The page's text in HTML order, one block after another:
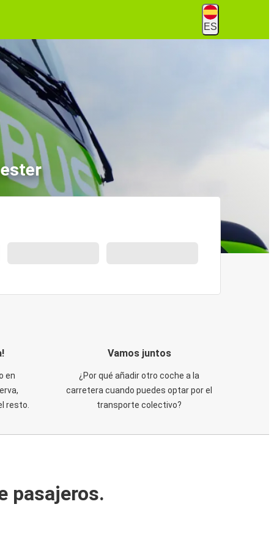
ES
en
resto.
Vamos juntos
¿Por qué añadir otro coche a la
carretera cuando puedes optar por el
transporte colectivo?
pasajeros.